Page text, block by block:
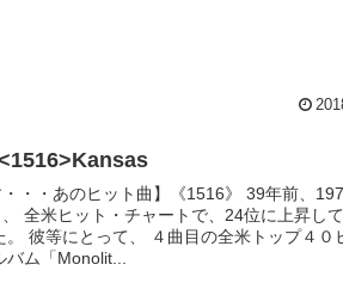
・・・あのヒット曲】《1516》 39年前、
全米ヒット・チャートで、24位に上昇し
。 彼等にとって、 ４曲目の全米トップ４０
バム「Monolit...